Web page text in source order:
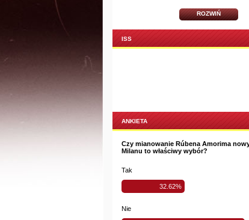
ROZWIŃ
ISS
ANKIETA
Czy mianowanie Rúbena Amorima
Milanu to właściwy wybór?
Tak
32.62%
Nie